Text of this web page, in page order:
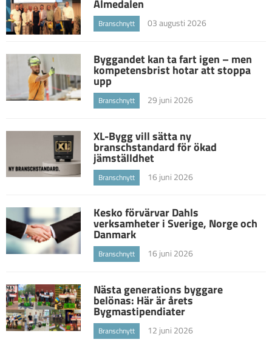
Almedalen
Branschnytt 03 augusti 2026
Byggandet kan ta fart igen – men
kompetensbrist hotar att stoppa
upp
Branschnytt 29 juni 2026
XL-Bygg vill sätta ny
branschstandard för ökad
jämställdhet
Branschnytt 16 juni 2026
Kesko förvärvar Dahls
verksamheter i Sverige, Norge och
Danmark
Branschnytt 16 juni 2026
Nästa generations byggare
belönas: Här är årets
Bygmastipendiater
Branschnytt 12 juni 2026